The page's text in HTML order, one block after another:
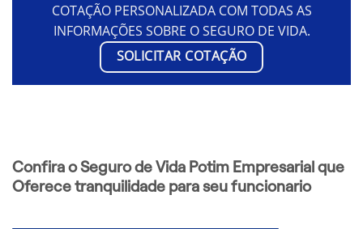
COTAÇÃO PERSONALIZADA COM TODAS AS
INFORMAÇÕES SOBRE O SEGURO DE VIDA.
SOLICITAR COTAÇÃO
Confira o Seguro de Vida Potim Empresarial que
Oferece tranquilidade para seu funcionario